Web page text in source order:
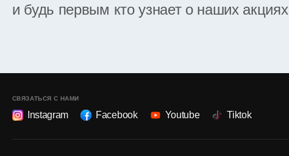
и будь первым кто узнает о наших акциях
СВЯЗАТЬСЯ С НАМИ
Instagram Facebook Youtube Tiktok